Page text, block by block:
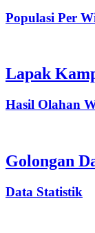
Populasi Per
Lapak
Hasil Olahan
Golongan
Data Statistik